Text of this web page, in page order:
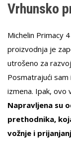
Vrhunsko
Michelin Primacy
proizvodnja je
utrošeno za
Posmatrajući sam
izmena. Ipak, ovo
Napravljena su
prethodnika,
vožnje i